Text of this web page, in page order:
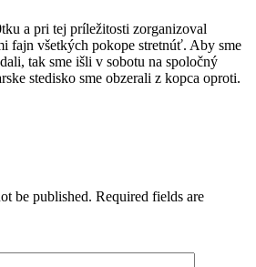
a pri tej príležitosti zorganizoval
fajn všetkých pokope stretnúť. Aby sme
tak sme išli v sobotu na spoločný
stedisko sme obzerali z kopca oproti.
be published. Required fields are